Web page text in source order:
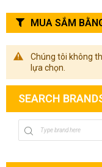
Chúng tôi không
lựa chọn.
MUA SẮM
SEARCH